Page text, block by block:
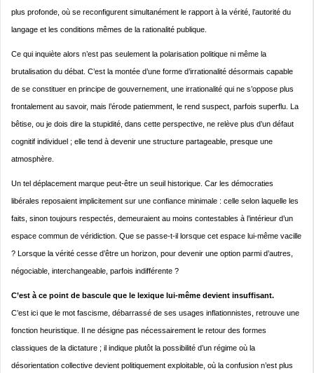
plus profonde, où se reconfigurent simultanément le rapport à la vérité, l’autorité du
langage et les conditions mêmes de la rationalité publique.
Ce qui inquiète alors n’est pas seulement la polarisation politique ni même la
brutalisation du débat. C’est la montée d’une forme d’irrationalité désormais capable
de se constituer en principe de gouvernement, une irrationalité qui ne s’oppose plus
frontalement au savoir, mais l’érode patiemment, le rend suspect, parfois superflu. La
bêtise, ou je dois dire la stupidité, dans cette perspective, ne relève plus d’un défaut
cognitif individuel ; elle tend à devenir une structure partageable, presque une
atmosphère.
Un tel déplacement marque peut-être un seuil historique. Car les démocraties
libérales reposaient implicitement sur une confiance minimale : celle selon laquelle les
faits, sinon toujours respectés, demeuraient au moins contestables à l’intérieur d’un
espace commun de véridiction. Que se passe-t-il lorsque cet espace lui-même vacille
? Lorsque la vérité cesse d’être un horizon, pour devenir une option parmi d’autres,
négociable, interchangeable, parfois indifférente ?
C’est à ce point de bascule que le lexique lui-même devient insuffisant.
C’est ici que le mot fascisme, débarrassé de ses usages inflationnistes, retrouve une
fonction heuristique. Il ne désigne pas nécessairement le retour des formes
classiques de la dictature ; il indique plutôt la possibilité d’un régime où la
désorientation collective devient politiquement exploitable, où la confusion n’est plus